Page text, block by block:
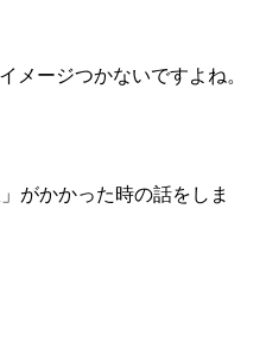
メージつかないですよね。
がかかった時の話をしま